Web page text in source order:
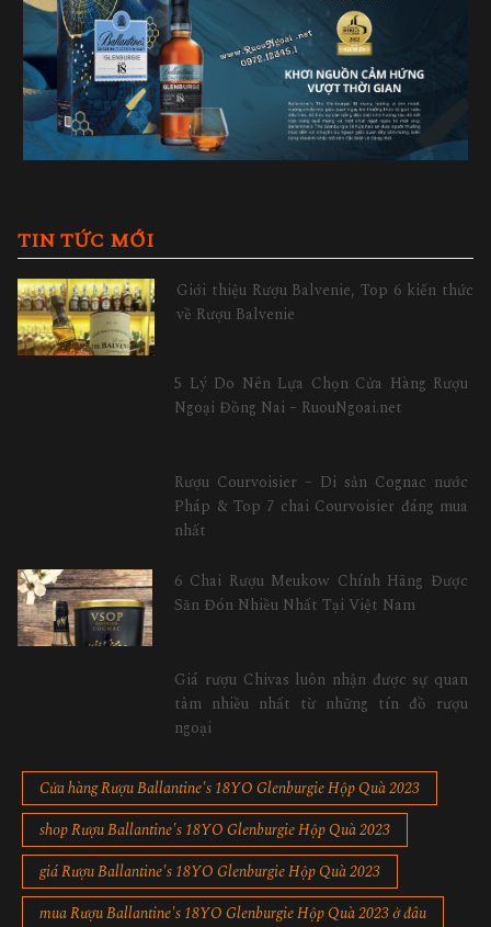
TIN TỨC MỚI
Giới thiệu Rượu Balvenie, Top 6 kiến thức
về Rượu Balvenie
5 Lý Do Nên Lựa Chọn Cửa Hàng Rượu
Ngoại Đồng Nai – RuouNgoai.net
Rượu Courvoisier – Di sản Cognac nước
Pháp & Top 7 chai Courvoisier đáng mua
nhất
6 Chai Rượu Meukow Chính Hãng Được
Săn Đón Nhiều Nhất Tại Việt Nam
Giá rượu Chivas luôn nhận được sự quan
tâm nhiều nhất từ những tín đồ rượu
ngoại
Cửa hàng Rượu Ballantine's 18YO Glenburgie Hộp Quà 2023
shop Rượu Ballantine's 18YO Glenburgie Hộp Quà 2023
giá Rượu Ballantine's 18YO Glenburgie Hộp Quà 2023
mua Rượu Ballantine's 18YO Glenburgie Hộp Quà 2023 ở đâu